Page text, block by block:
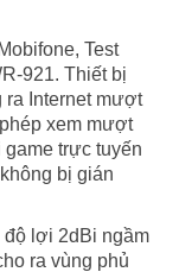
Test
921. Thiết bị
ra Internet mượt
xem mượt
game trực tuyến
bị gián
lợi 2dBi ngầm
ra vùng phủ